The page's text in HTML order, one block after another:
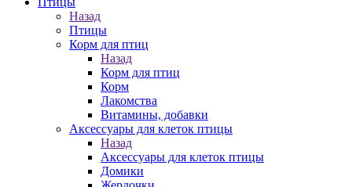
Назад
Птицы
Корм для птиц
Назад
Корм для птиц
Корм
Лакомства
Витамины, добавки
Аксессуары для клеток птицы
Назад
Аксессуары для клеток птицы
Домики